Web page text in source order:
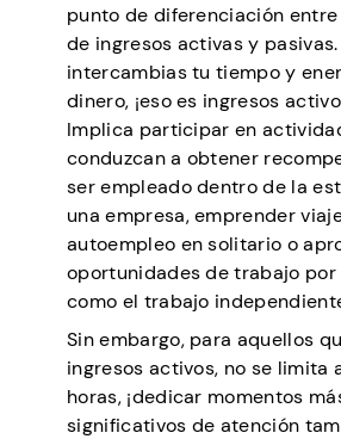
punto de diferenciación
de ingresos activas y
intercambias tu tiempo y
dinero, ¡eso es ingresos
Implica participar en
conduzcan a obtener
ser empleado dentro de la
una empresa, emprender
autoempleo en solitario o
oportunidades de trabajo por
como el trabajo
Sin embargo, para aquellos
ingresos activos, no se limita
horas, ¡dedicar momentos
significativos de atención